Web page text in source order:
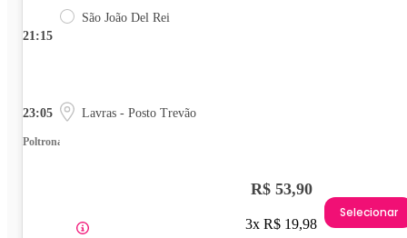
21:15
São João Del Rei
23:05 Lavras - Posto Trevão
Poltrona
R$ 53,90
3x R$ 19,98
Selecionar